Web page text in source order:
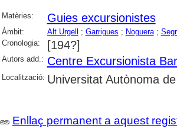
Matèries: Guies excursionistes
Àmbit: Alt Urgell ; Garrigues ; Noguera;
Cronologia:
[194?]
Autors add.: Centre Excursionista
Localització: Universitat Autònoma
Enllaç permanent a aquest